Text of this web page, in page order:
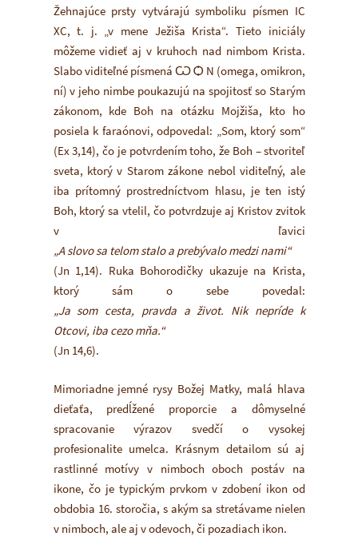
Žehnajúce prsty vytvárajú symboliku písmen IC
XC, t. j. „v mene Ježiša Krista“. Tieto iniciály
môžeme vidieť aj v kruhoch nad nimbom Krista.
Slabo viditeľné písmená Ѡ Ѻ N (omega, omikron,
ní) v jeho nimbe poukazujú na spojitosť so Starým
zákonom, kde Boh na otázku Mojžiša, kto ho
posiela k faraónovi, odpovedal: „Som, ktorý som“
(Ex 3,14), čo je potvrdením toho, že Boh – stvoriteľ
sveta, ktorý v Starom zákone nebol viditeľný, ale
iba prítomný prostredníctvom hlasu, je ten istý
Boh, ktorý sa vtelil, čo potvrdzuje aj Kristov zvitok
v ľavici
„A slovo sa telom stalo a prebývalo medzi nami“
(Jn 1,14). Ruka Bohorodičky ukazuje na Krista,
ktorý sám o sebe povedal:
„Ja som cesta, pravda a život. Nik nepríde k
Otcovi, iba cezo mňa.“
(Jn 14,6).
Mimoriadne jemné rysy Božej Matky, malá hlava
dieťaťa, predĺžené proporcie a dômyselné
spracovanie výrazov svedčí o vysokej
profesionalite umelca. Krásnym detailom sú aj
rastlinné motívy v nimboch oboch postáv na
ikone, čo je typickým prvkom v zdobení ikon od
obdobia 16. storočia, s akým sa stretávame nielen
v nimboch, ale aj v odevoch, či pozadiach ikon.